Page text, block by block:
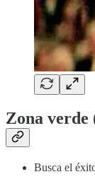
Zona verde
Busca el